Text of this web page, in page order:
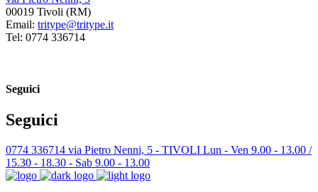
00019 Tivoli (RM)
Email: tritype@tritype.it
Tel: 0774 336714
Seguici
Seguici
0774 336714 via Pietro Nenni, 5 - TIVOLI Lun - Ven 9.00 - 13.00 /
15.30 - 18.30 - Sab 9.00 - 13.00